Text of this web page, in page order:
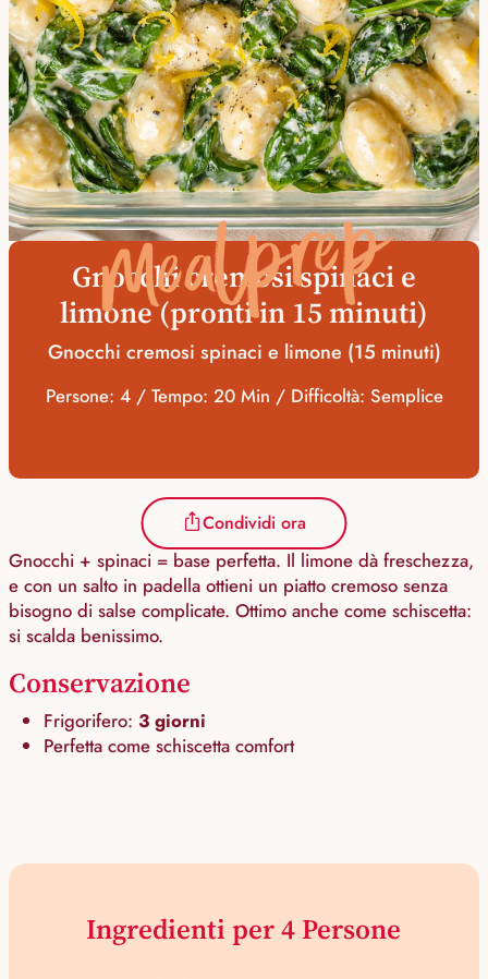
Mealprep
Gnocchi cremosi spinaci e
limone (pronti in 15 minuti)
Gnocchi cremosi spinaci e limone (15 minuti)
Persone: 4 / Tempo: 20 Min / Difficoltà: Semplice
Condividi ora
Gnocchi + spinaci = base perfetta. Il limone dà freschezza,
e con un salto in padella ottieni un piatto cremoso senza
bisogno di salse complicate. Ottimo anche come schiscetta:
si scalda benissimo.
Conservazione
Frigorifero: 3 giorni
Perfetta come schiscetta comfort
Ingredienti per 4 Persone